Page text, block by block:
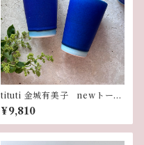
tituti 金城有美子 newトール
カップ ブルーシェル【2個セッ
ト】
¥9,810